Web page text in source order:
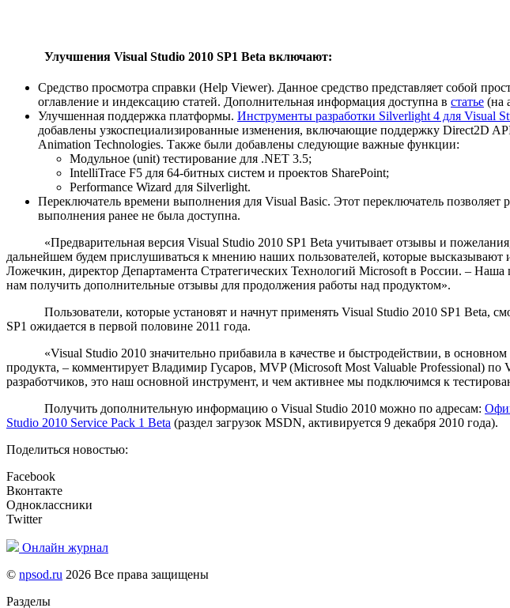
Улучшения Visual Studio 2010 SP1 Beta включают:
Средство просмотра справки (Help Viewer). Данное средство представляет собой
оглавление и индексацию статей. Дополнительная информация доступна в статье (на
Улучшенная поддержка платформы. Инструменты разработки Silverlight 4 для Visual
добавлены узкоспециализированные изменения, включающие поддержку Direct2D
Animation Technologies. Также были добавлены следующие важные функции:
Модульное (unit) тестирование для .NET 3.5;
IntelliTrace F5 для 64-битных систем и проектов SharePoint;
Performance Wizard для Silverlight.
Переключатель времени выполнения для Visual Basic. Этот переключатель
выполнения ранее не была доступна.
«Предварительная версия Visual Studio 2010 SP1 Beta учитывает отзывы и
дальнейшем будем прислушиваться к мнению наших пользователей, которые
Ложечкин, директор Департамента Стратегических Технологий Microsoft в России. –
нам получить дополнительные отзывы для продолжения работы над продуктом».
Пользователи, которые установят и начнут применять Visual Studio 2010 SP1 Beta,
SP1 ожидается в первой половине 2011 года.
«Visual Studio 2010 значительно прибавила в качестве и быстродействии, в основном
продукта, – комментирует Владимир Гусаров, MVP (Microsoft Most Valuable Professional) по
разработчиков, это наш основной инструмент, и чем активнее мы подключимся к
Получить дополнительную информацию о Visual Studio 2010 можно по адресам:
Studio 2010 Service Pack 1 Beta (раздел загрузок MSDN, активируется 9 декабря 2010 года).
Поделиться новостью:
Facebook
Вконтакте
Одноклассники
Twitter
Онлайн журнал
© npsod.ru 2026 Все права защищены
Разделы